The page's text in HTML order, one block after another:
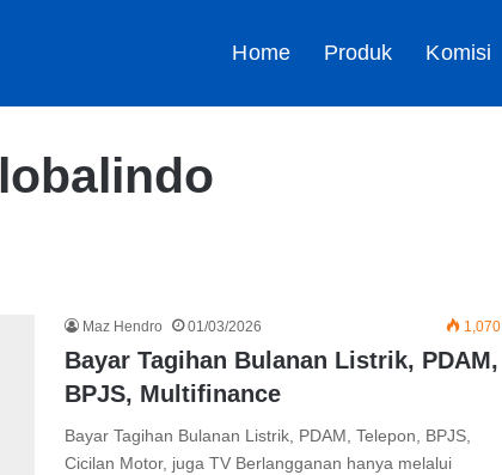
Home Produk Komisi
Maz Hendro 01/03/2026 1,070
Bayar Tagihan Bulanan Listrik, PDAM,
BPJS, Multifinance
Bayar Tagihan Bulanan Listrik, PDAM, Telepon, BPJS,
Cicilan Motor, juga TV Berlangganan hanya melalui